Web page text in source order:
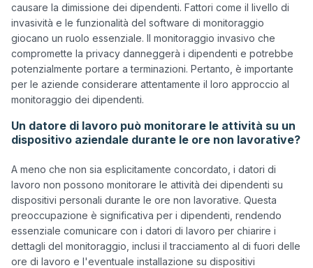
causare la dimissione dei dipendenti. Fattori come il livello di
invasività e le funzionalità del software di monitoraggio
giocano un ruolo essenziale. Il monitoraggio invasivo che
compromette la privacy danneggerà i dipendenti e potrebbe
potenzialmente portare a terminazioni. Pertanto, è importante
per le aziende considerare attentamente il loro approccio al
Un datore di lavoro può monitorare le attività su un
dispositivo aziendale durante le ore non lavorative?
A meno che non sia esplicitamente concordato, i datori di
lavoro non possono monitorare le attività dei dipendenti su
dispositivi personali durante le ore non lavorative. Questa
preoccupazione è significativa per i dipendenti, rendendo
essenziale comunicare con i datori di lavoro per chiarire i
dettagli del monitoraggio, inclusi il tracciamento al di fuori delle
ore di lavoro e l'eventuale installazione su dispositivi